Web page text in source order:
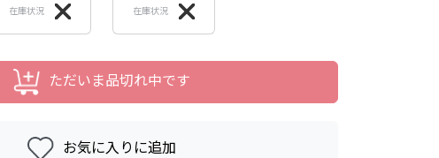
在庫状況 在庫状況
ただいま品切れ中です
お気に入りに追加